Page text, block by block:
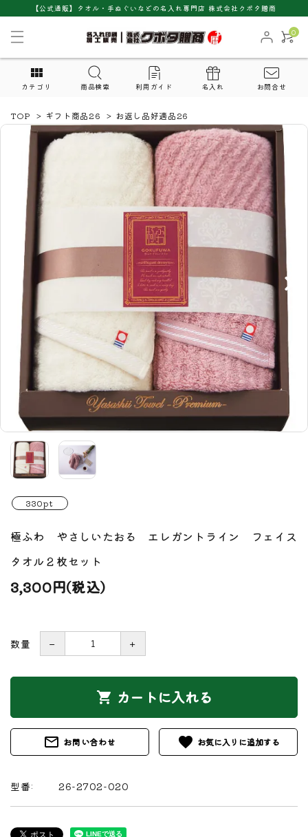
【公式通販】タオル・手ぬぐいなどの名入れ専門店 株式会社クボタ贈商
0
カテゴリ 商品検索 利用ガイド 名入れ お問合せ
TOP > ギフト商品26 > お返し品好適品26
330pt
極ふわ やさしいたおる エレガントライン フェイス
タオル２枚セット
3,300円(税込)
数量 － ＋
shopping_cart カートに入れる
mail_outline お問い合わせ favorite
型番: 26-2702-020